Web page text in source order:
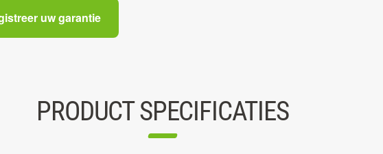
uw garantie
PRODUCT SPECIFICATIES